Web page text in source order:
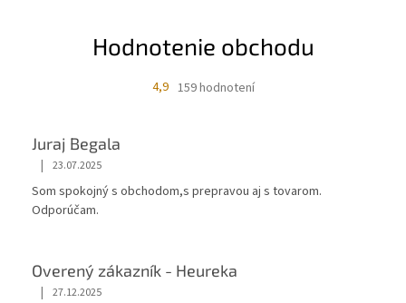
Hodnotenie obchodu
4,9 159 hodnotení
Juraj Begala
| 23.07.2025
Som spokojný s obchodom,s prepravou aj s tovarom.
Odporúčam.
Overený zákazník - Heureka
| 27.12.2025